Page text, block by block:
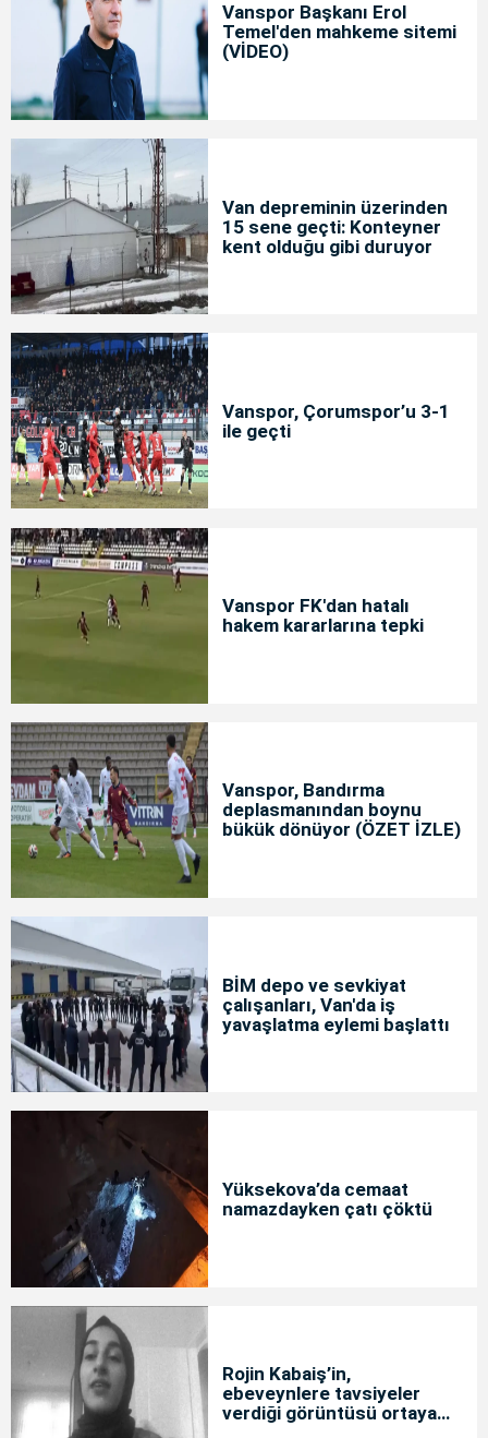
Vanspor Başkanı Erol
Temel'den mahkeme sitemi
(VİDEO)
Van depreminin üzerinden
15 sene geçti: Konteyner
kent olduğu gibi duruyor
Vanspor, Çorumspor’u 3-1
ile geçti
Vanspor FK'dan hatalı
hakem kararlarına tepki
Vanspor, Bandırma
deplasmanından boynu
bükük dönüyor (ÖZET İZLE)
BİM depo ve sevkiyat
çalışanları, Van'da iş
yavaşlatma eylemi başlattı
Yüksekova’da cemaat
namazdayken çatı çöktü
Rojin Kabaiş’in,
ebeveynlere tavsiyeler
verdiği görüntüsü ortaya